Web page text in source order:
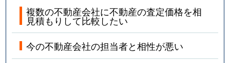
複数の不動産会社に不動産の査定価格を相
見積もりして比較したい
今の不動産会社の担当者と相性が悪い